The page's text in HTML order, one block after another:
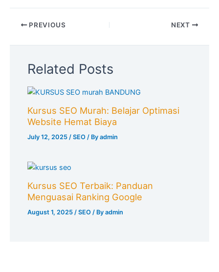
PREVIOUS NEXT
Related Posts
Kursus SEO Murah: Belajar Optimasi
Website Hemat Biaya
July 12, 2025/SEO / Byadmin
Kursus SEO Terbaik: Panduan
Menguasai Ranking Google
August 1, 2025/SEO / Byadmin